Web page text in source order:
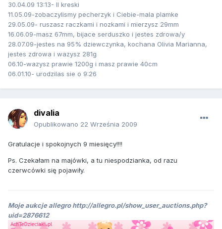
30.04.09 13:13- II kreski
11.05.09-zobaczylismy pecherzyk i Ciebie-mala plamke
29.05.09- ruszasz raczkami i nozkami i mierzysz 29mm
16.06.09-masz 67mm, bijace serduszko i jestes zdrowa/y
28.07.09-jestes na 95% dziewczynka, kochana Olivia Marianna,
jestes zdrowa i wazysz 281g
06.10-wazysz prawie 1200g i masz prawie 40cm
06.01.10- urodzilas sie o 9:26
divalia
Opublikowano 22 Września 2009
Gratulacje i spokojnych 9 miesięcy!!!!
Ps. Czekałam na majówki, a tu niespodzianka, od razu
czerwcówki się pojawiły.
Moje aukcje allegro http://allegro.pl/show_user_auctions.php?
uid=2876612